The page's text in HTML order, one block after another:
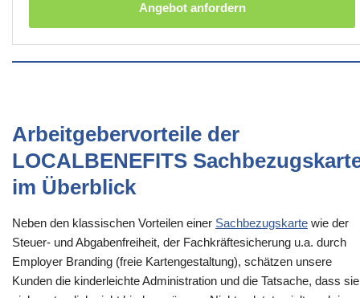
Angebot anfordern
Arbeitgebervorteile der
LOCALBENEFITS
im Überblick
Neben den klassischen Vorteilen einer Sachbezugskarte wie der
Steuer- und Abgabenfreiheit, der Fachkräftesicherung u.a. durch
Employer Branding (freie Kartengestaltung), schätzen unsere
Kunden die kinderleichte Administration und die Tatsache, dass sie